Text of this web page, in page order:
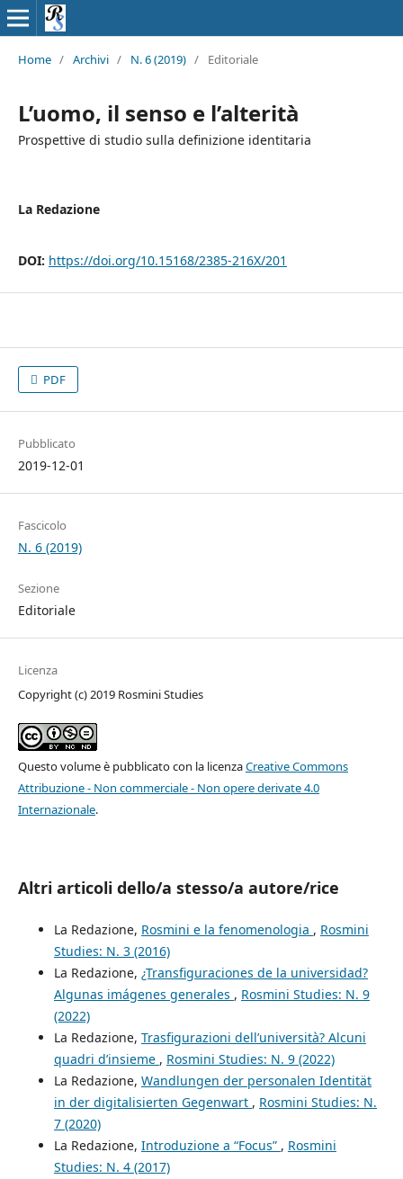
Home / Archivi / N. 6 (2019) / Editoriale
L’uomo, il senso e l’alterità
Prospettive di studio sulla definizione identitaria
La Redazione
DOI: https://doi.org/10.15168/2385-216X/201
PDF
Pubblicato
2019-12-01
Fascicolo
N. 6 (2019)
Sezione
Editoriale
Licenza
Copyright (c) 2019 Rosmini Studies
Questo volume è pubblicato con la licenzaCreative Commons
Attribuzione - Non commerciale - Non opere derivate 4.0
Internazionale.
Altri articoli dello/a stesso/a autore/rice
La Redazione, Rosmini e la fenomenologia , Rosmini
Studies: N. 3 (2016)
La Redazione, ¿Transfiguraciones de la universidad?
Algunas imágenes generales , Rosmini Studies: N. 9
(2022)
La Redazione, Trasfigurazioni dell’università? Alcuni
quadri d’insieme , Rosmini Studies: N. 9 (2022)
La Redazione, Wandlungen der personalen Identität
in der digitalisierten Gegenwart , Rosmini Studies: N.
7 (2020)
La Redazione, Introduzione a “Focus” , Rosmini
Studies: N. 4 (2017)